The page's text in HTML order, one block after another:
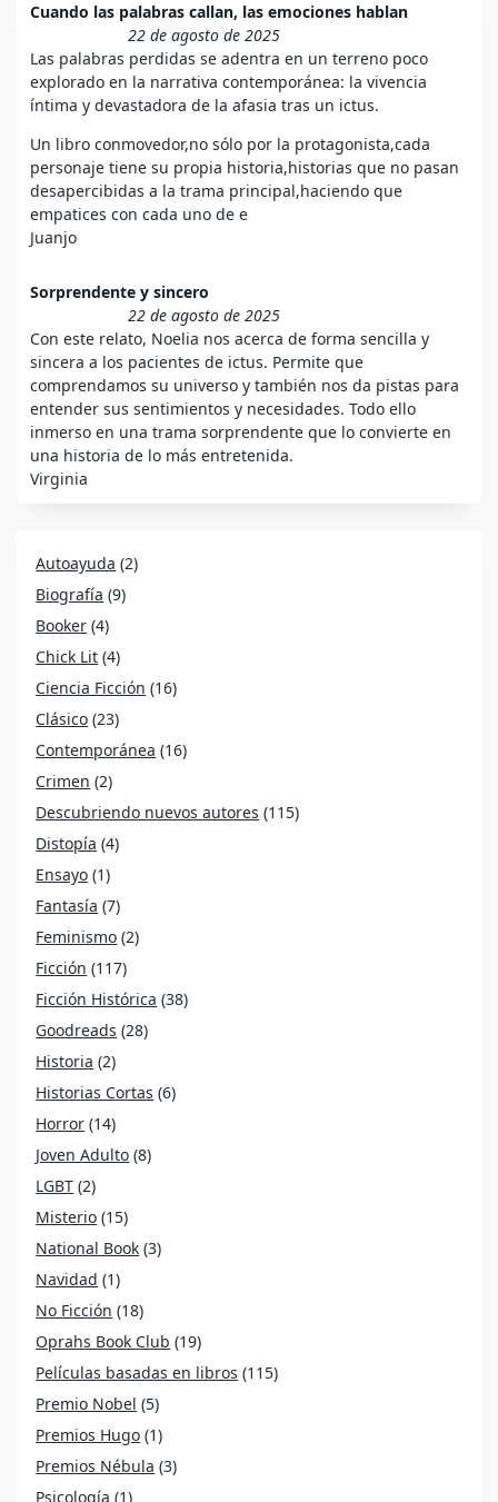
Cuando las palabras callan, las emociones hablan
22 de agosto de 2025
Las palabras perdidas se adentra en un terreno poco
explorado en la narrativa contemporánea: la vivencia
íntima y devastadora de la afasia tras un ictus.
Un libro conmovedor,no sólo por la protagonista,cada
personaje tiene su propia historia,historias que no pasan
desapercibidas a la trama principal,haciendo que
empatices con cada uno de e
Juanjo
Sorprendente y sincero
22 de agosto de 2025
Con este relato, Noelia nos acerca de forma sencilla y
sincera a los pacientes de ictus. Permite que
comprendamos su universo y también nos da pistas para
entender sus sentimientos y necesidades. Todo ello
inmerso en una trama sorprendente que lo convierte en
una historia de lo más entretenida.
Virginia
Autoayuda (2)
Biografía (9)
Booker (4)
Chick Lit (4)
Ciencia Ficción (16)
Clásico (23)
Contemporánea (16)
Crimen (2)
Descubriendo nuevos autores (115)
Distopía (4)
Ensayo (1)
Fantasía (7)
Feminismo (2)
Ficción (117)
Ficción Histórica (38)
Goodreads (28)
Historia (2)
Historias Cortas (6)
Horror (14)
Joven Adulto (8)
LGBT (2)
Misterio (15)
National Book (3)
Navidad (1)
No Ficción (18)
Oprahs Book Club (19)
Películas basadas en libros (115)
Premio Nobel (5)
Premios Hugo (1)
Premios Nébula (3)
Psicología (1)